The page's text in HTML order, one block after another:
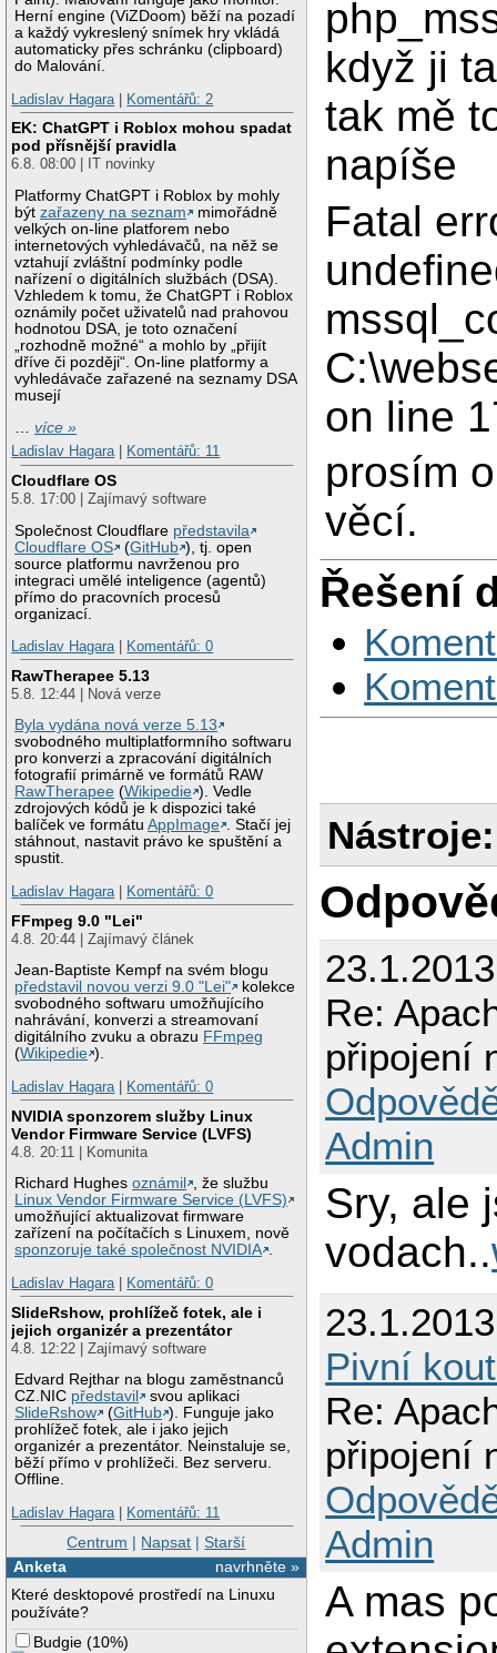
Herní engine (ViZDoom) běží na pozadí
a každý vykreslený snímek hry vkládá
automaticky přes schránku (clipboard)
do Malování.
Ladislav Hagara
Komentářů: 2
EK: ChatGPT i Roblox mohou spadat
pod přísnější pravidla
6.8. 08:00 | IT novinky
Platformy ChatGPT i Roblox by mohly
býtzařazeny na seznam
mimořádně
velkých on-line platforem nebo
internetových vyhledávačů, na něž se
vztahují zvláštní podmínky podle
nařízení o digitálních službách (DSA).
Vzhledem k tomu, že ChatGPT i Roblox
oznámily počet uživatelů nad prahovou
hodnotou DSA, je toto označení
„rozhodně možné“ a mohlo by „přijít
dříve či později“. On-line platformy a
vyhledávače zařazené na seznamy DSA
musejí
…více »
Ladislav Hagara| Komentářů: 11
Cloudflare OS
5.8. 17:00 | Zajímavý software
Společnost Cloudflare představila
Cloudflare OS
(GitHub ), tj. open
source platformu navrženou pro
integraci umělé inteligence (agentů)
přímo do pracovních procesů
organizací.
Ladislav Hagara| Komentářů: 0
RawTherapee 5.13
5.8. 12:44 | Nová verze
Byla vydána nová verze 5.13
svobodného multiplatformního softwaru
pro konverzi a zpracování digitálních
fotografií primárně ve formátů RAW
RawTherapee (Wikipedie ). Vedle
zdrojových kódů je k dispozici také
balíček ve formátuAppImage . Stačí jej
stáhnout, nastavit právo ke spuštění a
spustit.
Ladislav Hagara| Komentářů: 0
FFmpeg 9.0 "Lei"
4.8. 20:44 | Zajímavý článek
Jean-Baptiste Kempf na svém blogu
představil novou verzi 9.0 "Lei"
kolekce
svobodného softwaru umožňujícího
nahrávání, konverzi a streamovaní
digitálního zvuku a obrazu FFmpeg
(Wikipedie ).
Ladislav Hagara| Komentářů: 0
NVIDIA sponzorem služby Linux
Vendor Firmware Service (LVFS)
4.8. 20:11 | Komunita
Richard Hughesoznámil
, že službu
Linux Vendor Firmware Service (LVFS)
umožňující aktualizovat firmware
zařízení na počítačích s Linuxem, nově
sponzoruje také společnost NVIDIA .
Ladislav Hagara| Komentářů: 0
SlideRshow, prohlížeč fotek, ale i
jejich organizér a prezentátor
4.8. 12:22 | Zajímavý software
Edvard Rejthar na blogu zaměstnanců
CZ.NIC představil
svou aplikaci
SlideRshow
(GitHub ). Funguje jako
prohlížeč fotek, ale i jako jejich
organizér a prezentátor. Neinstaluje se,
běží přímo v prohlížeči. Bez serveru.
Offline.
Ladislav Hagara| Komentářů: 11
Centrum | Napsat |Starší
navrhněte »
Anketa
Které desktopové prostředí na Linuxu
používáte?
Budgie (10%)
když ji
tak mě
napíše
Fatal
on line
prosím
věcí.
Řešení
Nástroje:
Re:
připojení
Admin
Sry, ale
vodach..
Pivní
Re:
připojení
Admin
A mas